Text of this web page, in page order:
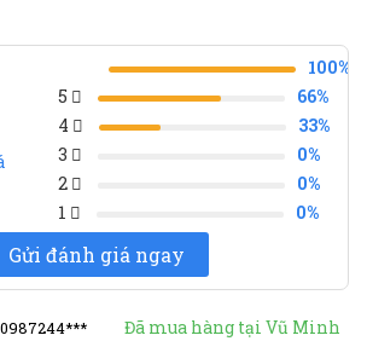
100%
5
66%
4
33%
3
0%
2
0%
1
0%
Gửi đánh giá ngay
0987244***
Đã mua hàng tại Vũ Minh